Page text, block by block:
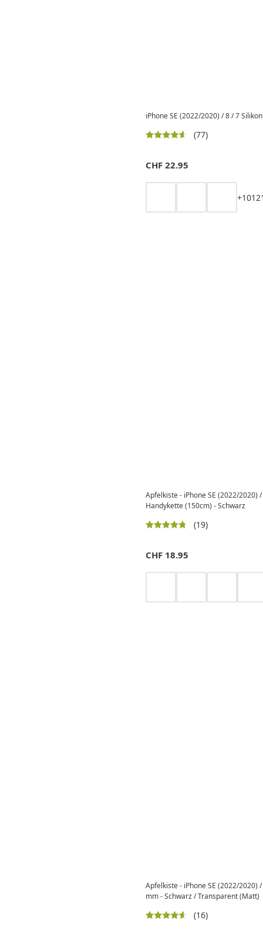
iPhone SE (2022/2020) / 8 / 7
(77)
CHF 22.95
+1012
Apfelkiste - iPhone SE (2022/2020)
Handykette (150cm) - Schwarz
(19)
CHF 18.95
Apfelkiste - iPhone SE (2022/2020)
mm - Schwarz / Transparent (Matt)
(16)